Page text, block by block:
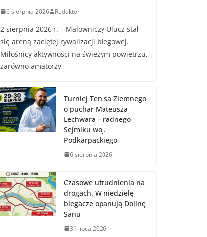
6 sierpnia 2026 Redaktor
2 sierpnia 2026 r. – Malowniczy Ulucz stał
się areną zaciętej rywalizacji biegowej.
Miłośnicy aktywności na świeżym powietrzu,
zarówno amatorzy,
Turniej Tenisa Ziemnego
o puchar Mateusza
Lechwara – radnego
Sejmiku woj.
Podkarpackiego
6 sierpnia 2026
Czasowe utrudnienia na
drogach. W niedzielę
biegacze opanują Dolinę
Sanu
31 lipca 2026